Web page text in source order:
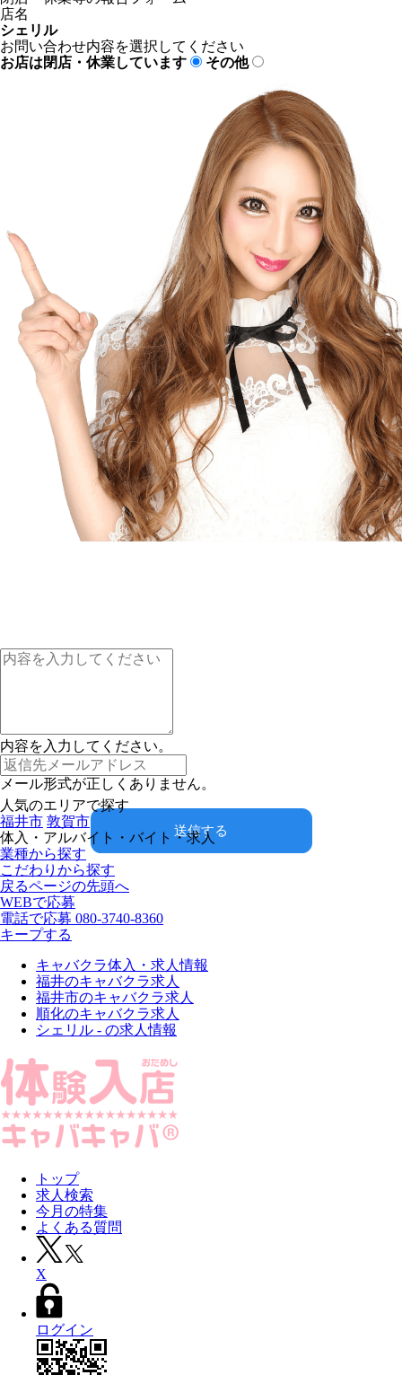
店名
シェリル
お問い合わせ内容を選択してください
お店は閉店・休業しています
その他
内容を入力してください。
メール形式が正しくありません。
送信する
人気のエリアで探す
福井市 敦賀市
体入・アルバイト・バイト・求人
業種から探す
こだわりから探す
戻るページの先頭へ
WEBで応募
電話で応募 080-3740-8360
キープする
キャバクラ体入・求人情報
福井のキャバクラ求人
福井市のキャバクラ求人
順化のキャバクラ求人
シェリル - の求人情報
トップ
求人検索
今月の特集
よくある質問
X
ログイン